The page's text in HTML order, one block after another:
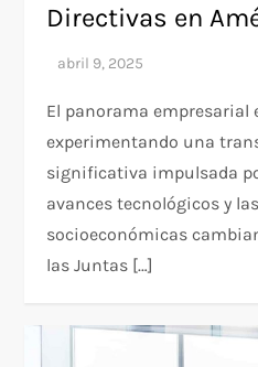
Directivas en
El panorama empresarial
experimentando una
significativa impulsada
avances tecnológicos y
socioeconómicas
las Juntas […]